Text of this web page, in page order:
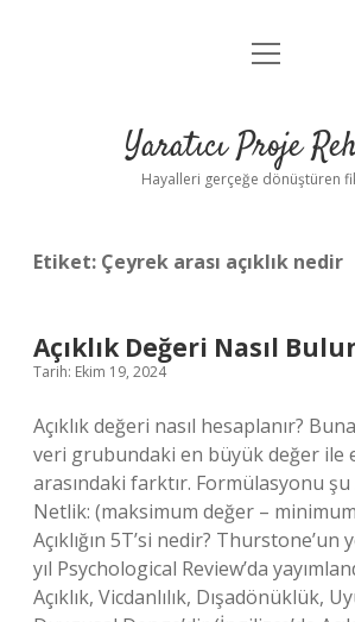
Anasayfa
Yasal Uyarı
menüyü
Yaratıcı Proje
Hayalleri gerçeğe dönüştüren
Etiket: Çeyrek arası açıklık nedir
Açıklık Değeri Nasıl
Tarih: Ekim 19, 2024
Açıklık değeri nasıl hesaplanır?
veri grubundaki en büyük değer ile
arasındaki farktır. Formülasyonu
Netlik: (maksimum değer –
Açıklığın 5T’si nedir? Thurstone’un
yıl Psychological Review’da
Açıklık, Vicdanlılık, Dışadönüklük,